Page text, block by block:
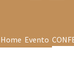
Home Evento